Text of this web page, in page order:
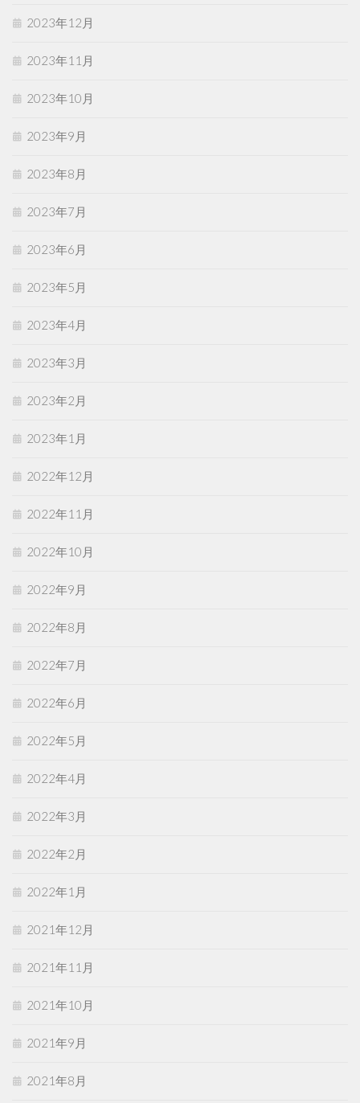
2023年12月
2023年11月
2023年10月
2023年9月
2023年8月
2023年7月
2023年6月
2023年5月
2023年4月
2023年3月
2023年2月
2023年1月
2022年12月
2022年11月
2022年10月
2022年9月
2022年8月
2022年7月
2022年6月
2022年5月
2022年4月
2022年3月
2022年2月
2022年1月
2021年12月
2021年11月
2021年10月
2021年9月
2021年8月